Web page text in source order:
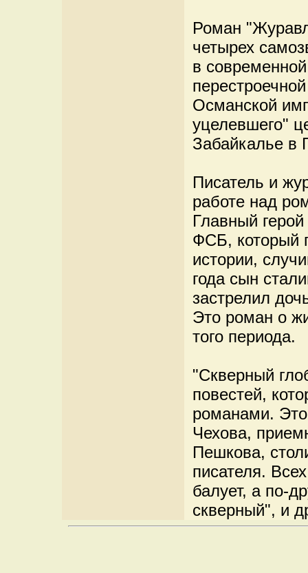
Роман
четырех
в современной
Османской
уцелевшего"
Забайкалье в
Писатель и
работе над
Главный
ФСБ, который
истории,
года сын
застрелил
Это роман о
того периода.
"Скверный
повестей,
романами.
Чехова,
Пешкова,
писателя.
балует, а по-
скверный", и